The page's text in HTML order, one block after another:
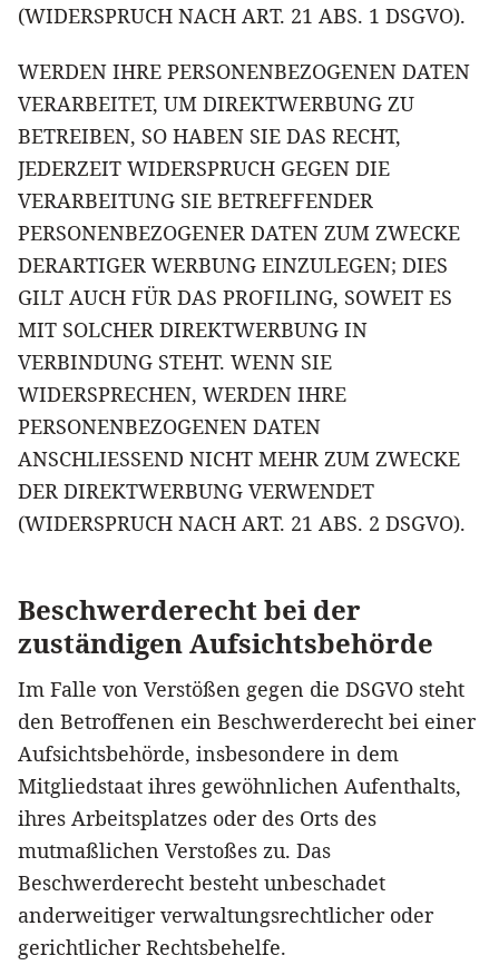
(WIDERSPRUCH NACH ART. 21 ABS. 1 DSGVO).
WERDEN IHRE PERSONENBEZOGENEN DATEN
VERARBEITET, UM DIREKTWERBUNG ZU
BETREIBEN, SO HABEN SIE DAS RECHT,
JEDERZEIT WIDERSPRUCH GEGEN DIE
VERARBEITUNG SIE BETREFFENDER
PERSONENBEZOGENER DATEN ZUM ZWECKE
DERARTIGER WERBUNG EINZULEGEN; DIES
GILT AUCH FÜR DAS PROFILING, SOWEIT ES
MIT SOLCHER DIREKTWERBUNG IN
VERBINDUNG STEHT. WENN SIE
WIDERSPRECHEN, WERDEN IHRE
PERSONENBEZOGENEN DATEN
ANSCHLIESSEND NICHT MEHR ZUM ZWECKE
DER DIREKTWERBUNG VERWENDET
(WIDERSPRUCH NACH ART. 21 ABS. 2 DSGVO).
Beschwerderecht bei der
zuständigen Aufsichtsbehörde
Im Falle von Verstößen gegen die DSGVO steht
den Betroffenen ein Beschwerderecht bei einer
Aufsichtsbehörde, insbesondere in dem
Mitgliedstaat ihres gewöhnlichen Aufenthalts,
ihres Arbeitsplatzes oder des Orts des
mutmaßlichen Verstoßes zu. Das
Beschwerderecht besteht unbeschadet
anderweitiger verwaltungsrechtlicher oder
gerichtlicher Rechtsbehelfe.